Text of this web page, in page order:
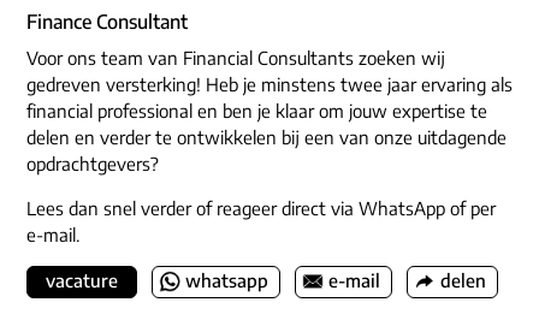
Finance Consultant
Voor ons team van Financial Consultants zoeken wij
gedreven versterking! Heb je minstens twee jaar ervaring als
financial professional en ben je klaar om jouw expertise te
delen en verder te ontwikkelen bij een van onze uitdagende
opdrachtgevers?
Lees dan snel verder of reageer direct via WhatsApp of per
e-mail.
vacature whatsapp e-mail delen